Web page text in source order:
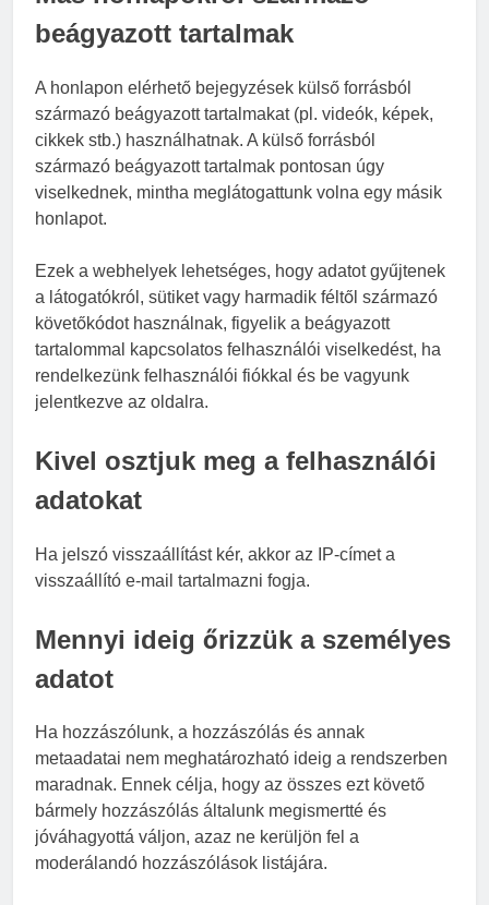
beágyazott tartalmak
A honlapon elérhető bejegyzések külső forrásból
származó beágyazott tartalmakat (pl. videók, képek,
cikkek stb.) használhatnak. A külső forrásból
származó beágyazott tartalmak pontosan úgy
viselkednek, mintha meglátogattunk volna egy másik
honlapot.
Ezek a webhelyek lehetséges, hogy adatot gyűjtenek
a látogatókról, sütiket vagy harmadik féltől származó
követőkódot használnak, figyelik a beágyazott
tartalommal kapcsolatos felhasználói viselkedést, ha
rendelkezünk felhasználói fiókkal és be vagyunk
jelentkezve az oldalra.
Kivel osztjuk meg a felhasználói
adatokat
Ha jelszó visszaállítást kér, akkor az IP-címet a
visszaállító e-mail tartalmazni fogja.
Mennyi ideig őrizzük a személyes
adatot
Ha hozzászólunk, a hozzászólás és annak
metaadatai nem meghatározható ideig a rendszerben
maradnak. Ennek célja, hogy az összes ezt követő
bármely hozzászólás általunk megismertté és
jóváhagyottá váljon, azaz ne kerüljön fel a
moderálandó hozzászólások listájára.